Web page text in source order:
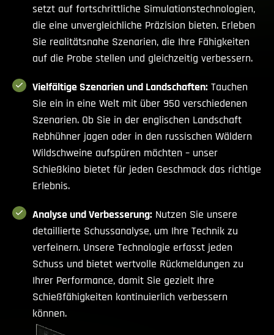
setzt auf fortschrittliche Simulationstechnologien,
die eine unvergleichliche Präzision bieten. Erleben
Sie realitätsnahe Szenarien, die Ihre Fähigkeiten
auf die Probe stellen und gleichzeitig verbessern.
Vielfältige Szenarien und Landschaften: Tauchen
Sie ein in eine Welt mit über 950 verschiedenen
Szenarien. Ob Sie in der englischen Landschaft
Rebhühner jagen oder in den russischen Wäldern
Wildschweine aufspüren möchten – unser
Schießkino bietet für jeden Geschmack das richtige
Erlebnis.
Analyse und Verbesserung: Nutzen Sie unsere
detaillierte Schussanalyse, um Ihre Technik zu
verfeinern. Unsere Technologie erfasst jeden
Schuss und bietet wertvolle Rückmeldungen zu
Ihrer Performance, damit Sie gezielt Ihre
Schießfähigkeiten kontinuierlich verbessern
können.